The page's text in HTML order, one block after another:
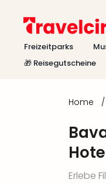
Freizeitparks
🎁 Reisegutscheine
Home /
Erlebe